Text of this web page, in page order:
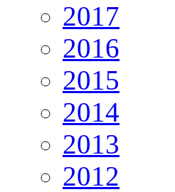
2017
2016
2015
2014
2013
2012